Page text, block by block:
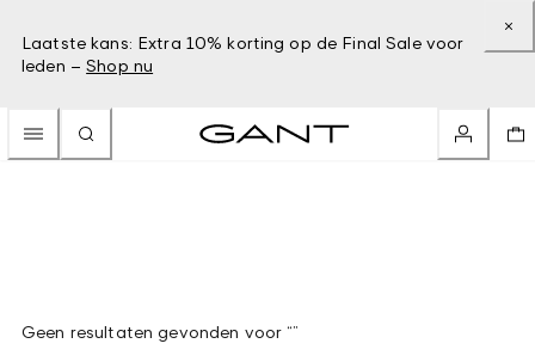
Laatste kans: Extra 10% korting op de Final Sale voor
leden – Shop nu
Geen resultaten gevonden voor “”